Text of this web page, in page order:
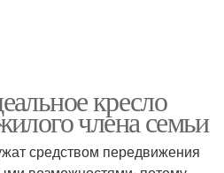
кресло
члена семьи
средством передвижения